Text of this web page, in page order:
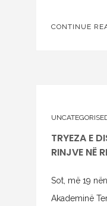
CONTINUE
TRYEZA E
RINJVE NË
Sot, më 19
Akademinë